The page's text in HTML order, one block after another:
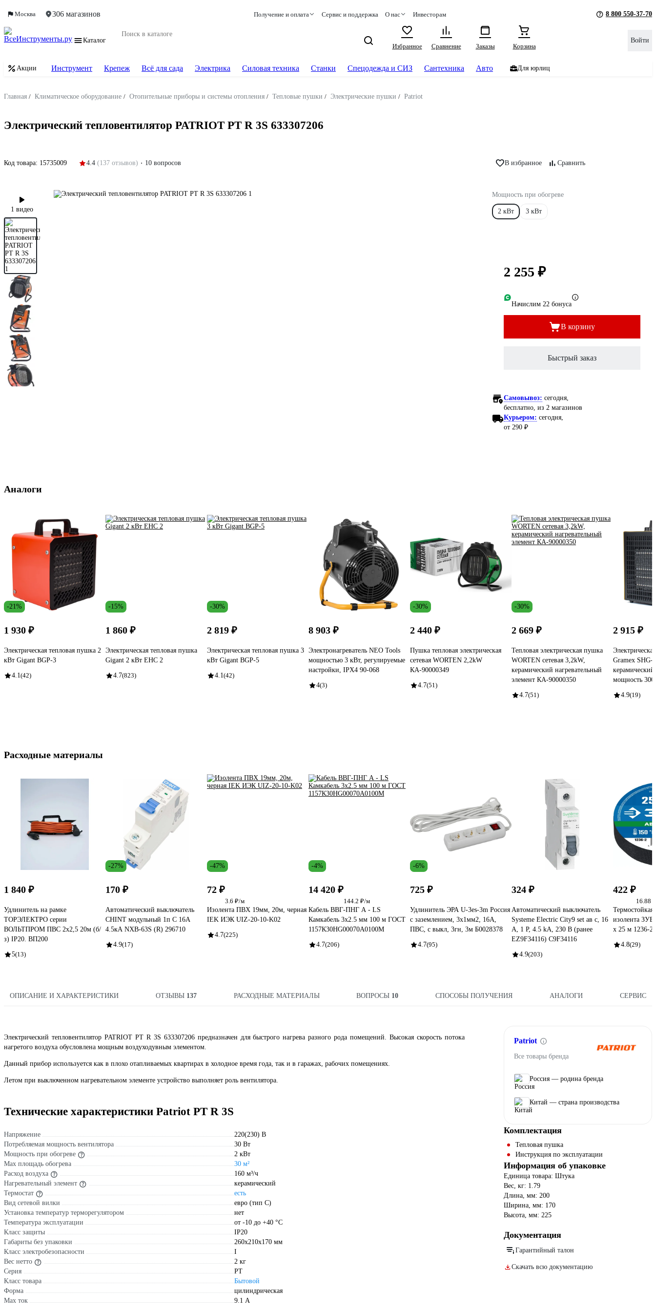
Москва 306 магазинов Получение и оплата Сервис и поддержка О нас Инвесторам 8 800 550-37-70
Каталог
Избранное
Сравнение Заказы Корзина
Войти
Акции Инструмент Крепеж Всё для сада Электрика Силовая техника Станки Спецодежда и СИЗ Сантехника Авто Для юрлиц
Главная / Климатическое оборудование / Отопительные приборы и системы отопления / Тепловые пушки / Электрические пушки / Patriot
Электрический тепловентилятор PATRIOT PT R 3S 633307206
Код товара: 15735009 4.4 (137 отзывов) 10 вопросов В избранное Сравнить
1 видео
Мощность при обогреве
2 кВт 3 кВт
2 255 ₽
Начислим 22 бонуса
В корзину
Быстрый заказ
Самовывоз: сегодня,
бесплатно , из 2 магазинов
Курьером: сегодня,
от 290 ₽
Аналоги
-21%
1 930 ₽
Электрическая тепловая пушка 2
кВт Gigant BGP-3
4.1(42)
-15%
1 860 ₽
Электрическая тепловая пушка
Gigant 2 кВт EHC 2
4.7(823)
-30%
2 819 ₽
Электрическая тепловая пушка 3
кВт Gigant BGP-5
4.1(42)
8 903 ₽
Электронагреватель NEO Tools
мощностью 3 кВт, регулируемые
настройки, IPX4 90-068
4(3)
-30%
2 440 ₽
Пушка тепловая электрическая
сетевая WORTEN 2,2kW
КА-90000349
4.7(51)
-30%
2 669 ₽
Тепловая электрическая пушка
WORTEN сетевая 3,2kW,
керамический нагревательный
элемент КА-90000350
4.7(51)
2 915 ₽
Gramex SHG-
керамический
мощность
4.9(19)
Расходные материалы
1 840 ₽
Удлинитель на рамке
ТОРЭЛЕКТРО серии
ВОЛЬТПРОМ ПВС 2х2,5 20м (б/
з) IP20. ВП200
5(13)
-27%
170 ₽
Автоматический выключатель
CHINT модульный 1п C 16А
4.5кА NXB-63S (R) 296710
4.9(17)
-47%
72 ₽
3.6 ₽/м
Изолента ПВХ 19мм, 20м, черная
IEK ИЭК UIZ-20-10-K02
4.7(225)
-4%
14 420 ₽
144.2 ₽/м
Кабель ВВГ-ПНГ А - LS
Камкабель 3x2.5 мм 100 м ГОСТ
1157К30HG00070А0100М
4.7(206)
-6%
725 ₽
Удлинитель ЭРА U-3es-3m Россия
с заземлением, 3x1мм2, 16A,
ПВС, с выкл, 3гн, 3м Б0028378
4.7(95)
324 ₽
Автоматический выключатель
Systeme Electric City9 set ав с, 16
А, 1 Р, 4.5 kА, 230 В (ранее
EZ9F34116) C9F34116
4.9(203)
422 ₽
16.88
Термостойкая
изолента
х 25 м 1236-2
4.8(29)
ОПИСАНИЕ И ХАРАКТЕРИСТИКИ ОТЗЫВЫ 137 РАСХОДНЫЕ МАТЕРИАЛЫ ВОПРОСЫ 10 СПОСОБЫ ПОЛУЧЕНИЯ АНАЛОГИ СЕРВИС
Электрический тепловентилятор PATRIOT PT R 3S 633307206 предназначен для быстрого нагрева разного рода помещений. Высокая скорость потока
нагретого воздуха обусловлена мощным воздуходувным элементом.
Данный прибор используется как в плохо отапливаемых квартирах в холодное время года, так и в гаражах, рабочих помещениях.
Летом при выключенном нагревательном элементе устройство выполняет роль вентилятора.
Технические характеристики Patriot PT R 3S
Напряжение
220(230) В
Потребляемая мощность вентилятора
30 Вт
Мощность при обогреве
2 кВт
Max площадь обогрева
30 м²
Расход воздуха
160 м³/ч
Нагревательный элемент
керамический
Термостат
есть
Вид сетевой вилки
евро (тип С)
Установка температур терморегулятором
нет
Температура эксплуатации
от -10 до +40 °С
Класс защиты
IP20
Габариты без упаковки
260х210х170 мм
Класс электробезопасности
I
Вес нетто
2 кг
Серия
PT
Класс товара
Бытовой
Форма
цилиндрическая
Max ток
9.1 А
Patriot
Все товары бренда
Россия — родина бренда
Китай — страна производства
Комплектация
Тепловая пушка
Инструкция по эксплуатации
Информация об упаковке
Единица товара: Штука
Вес, кг: 1.79
Длина, мм: 200
Ширина, мм: 170
Высота, мм: 225
Документация
Гарантийный талон
Скачать всю документацию